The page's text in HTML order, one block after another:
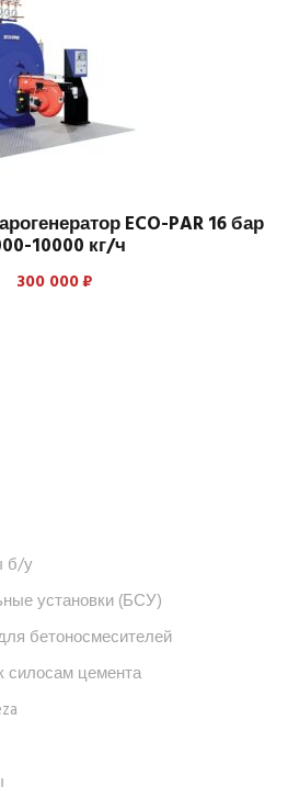
ECO-PAR 16 бар
10000 кг/ч
300 000₽
б/у
установки (БСУ)
бетоносмесителей
силосам цемента